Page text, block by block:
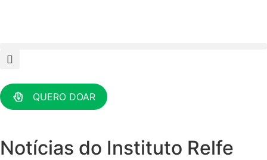
QUERO DOAR
Notícias do Instituto Relfe